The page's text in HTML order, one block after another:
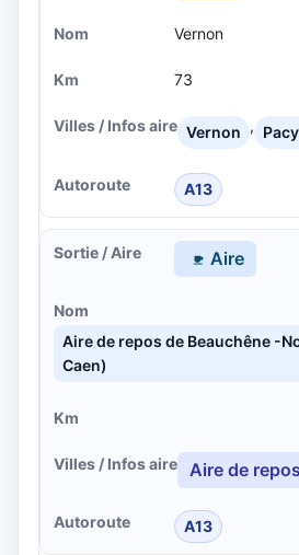
Vernon
73
Vernon ,
A13
Aire
Aire de repos de Beauchêne -
Caen)
Aire de repos
A13